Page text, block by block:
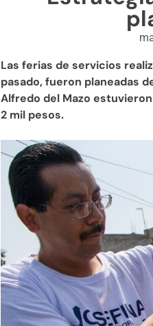
Las ferias de servicios
pasado, fueron planeadas
Alfredo del Mazo
2 mil pesos.